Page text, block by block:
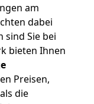
am
dabei
sind Sie bei
bieten Ihnen
Preisen,
die